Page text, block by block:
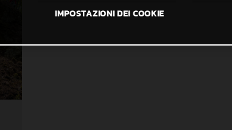
IMPOSTAZIONI DEI COOKIE